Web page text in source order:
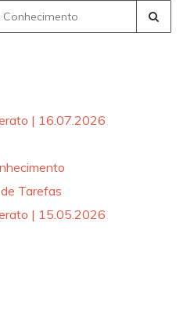
| 16.07.2026
Tarefas
| 15.05.2026